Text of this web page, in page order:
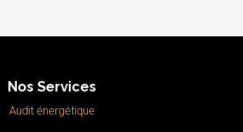
Nos Services
Audit énergétique